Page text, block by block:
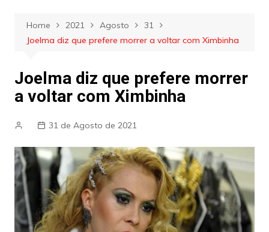
Home 2021 Agosto
31
Joelma diz que prefere morrer a voltar com Ximbinha
Joelma diz que prefere morrer
a voltar com Ximbinha
31 de Agosto de 2021